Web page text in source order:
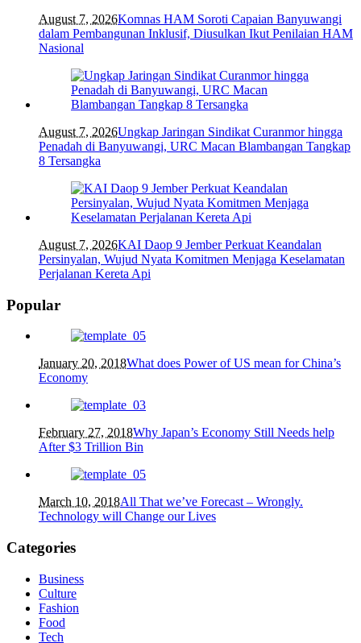
August 7, 2026Komnas HAM Soroti Capaian Banyuwangi
dalam Pembangunan Inklusif, Diusulkan Ikut Penilaian HAM
Nasional
August 7, 2026Ungkap Jaringan Sindikat Curanmor hingga
Penadah di Banyuwangi, URC Macan Blambangan Tangkap
8 Tersangka
August 7, 2026KAI Daop 9 Jember Perkuat Keandalan
Persinyalan, Wujud Nyata Komitmen Menjaga Keselamatan
Perjalanan Kereta Api
Popular
January 20, 2018What does Power of US mean for China’s
Economy
February 27, 2018Why Japan’s Economy Still Needs help
After $3 Trillion Bin
March 10, 2018All That we’ve Forecast – Wrongly.
Technology will Change our Lives
Categories
Business
Culture
Fashion
Food
Tech